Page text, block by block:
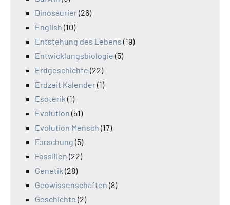
Dinosaurier(26)
English (10)
Entstehung des Lebens (19)
Entwicklungsbiologie (5)
Erdgeschichte (22)
Erdzeit Kalender(1)
Esoterik (1)
Evolution (51)
Evolution Mensch (17)
Forschung (5)
Fossilien (22)
Genetik (28)
Geowissenschaften (8)
Geschichte (2)